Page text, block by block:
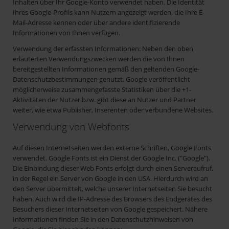
Inhalten über Ihr Google-Konto verwendet haben. Die Identität
Ihres Google-Profils kann Nutzern angezeigt werden, die Ihre E-
Mail-Adresse kennen oder über andere identifizierende
Informationen von Ihnen verfügen.
Verwendung der erfassten Informationen: Neben den oben
erläuterten Verwendungszwecken werden die von Ihnen
bereitgestellten Informationen gemäß den geltenden Google-
Datenschutzbestimmungen genutzt. Google veröffentlicht
möglicherweise zusammengefasste Statistiken über die +1-
Aktivitäten der Nutzer bzw. gibt diese an Nutzer und Partner
weiter, wie etwa Publisher, Inserenten oder verbundene Websites.
Verwendung von Webfonts
Auf diesen Internetseiten werden externe Schriften, Google Fonts
verwendet. Google Fonts ist ein Dienst der Google Inc. ("Google").
Die Einbindung dieser Web Fonts erfolgt durch einen Serveraufruf,
in der Regel ein Server von Google in den USA. Hierdurch wird an
den Server übermittelt, welche unserer Internetseiten Sie besucht
haben. Auch wird die IP-Adresse des Browsers des Endgerätes des
Besuchers dieser Internetseiten von Google gespeichert. Nähere
Informationen finden Sie in den Datenschutzhinweisen von